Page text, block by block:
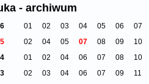
- archiwum
01 02 03 04 05 06
07
02 04 05 07 08 09
10
01 02 04 06 07 08
10
02 03 04 06 07 09
11